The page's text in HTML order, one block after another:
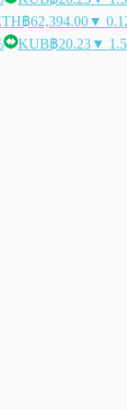
฿62,394.00▼
KUB฿20.23▼